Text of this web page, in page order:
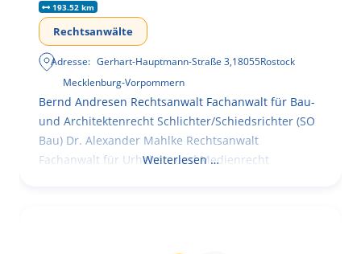
193.52 km
Rechtsanwälte
Adresse: Gerhart-Hauptmann-Straße 3,18055Rostock
Mecklenburg-Vorpommern
Bernd Andresen Rechtsanwalt Fachanwalt für Bau-
und Architektenrecht Schlichter/Schiedsrichter (SO
Bau) Dr. Alexander Mahlke Rechtsanwalt
Fachanwalt für Urheber- und Medienrecht
Weiterlesen …